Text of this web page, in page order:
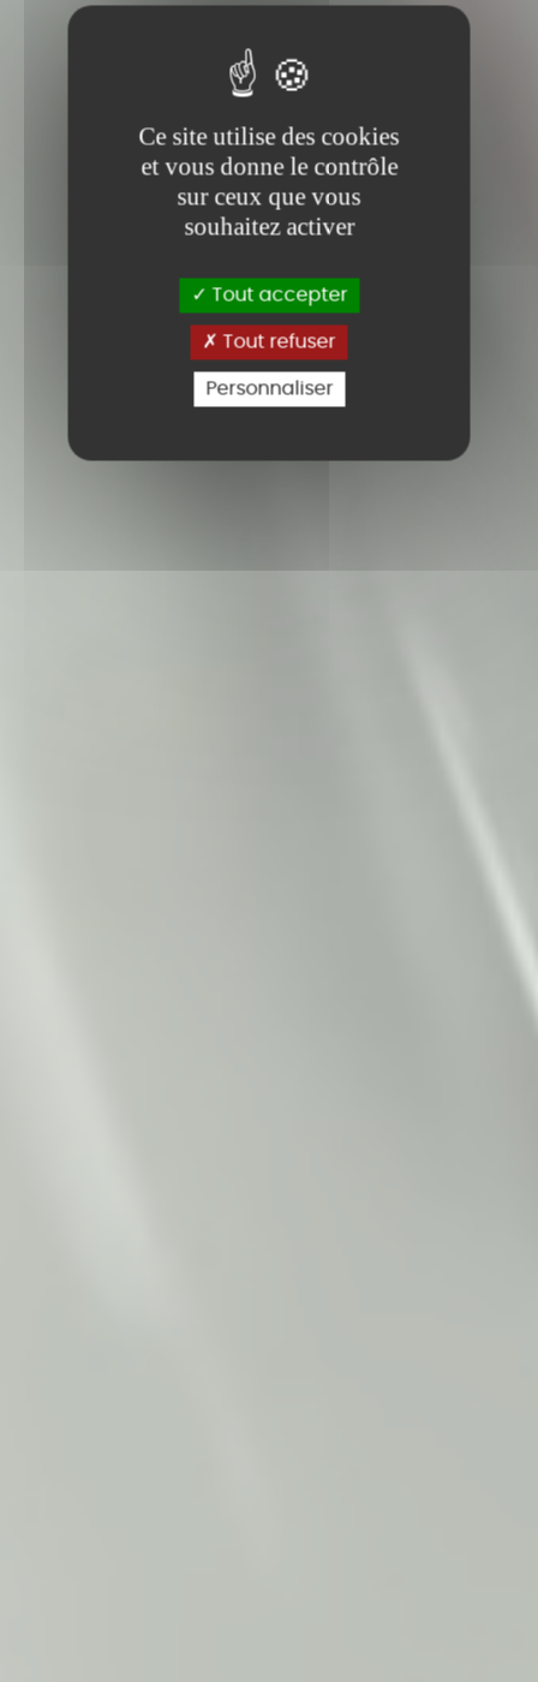
Ce site utilise des cookies
et vous donne le contrôle
sur ceux que vous
souhaitez activer
Tout accepter
Tout refuser
Personnaliser